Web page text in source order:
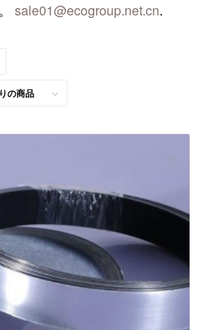
sale01@ecogroup.net.cn.
の商品